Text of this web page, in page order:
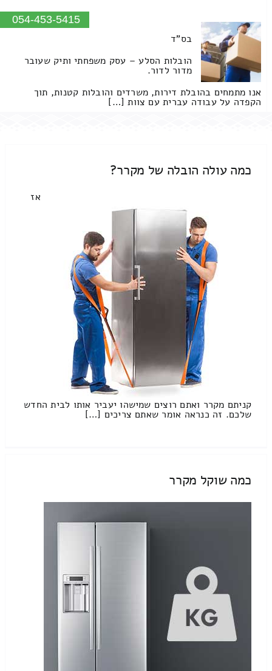
054-453-5415
בס"ד
הובלות הסלע – עסק משפחתי ותיק שעובר
מדור לדור.
אנו מתמחים בהובלת דירות, משרדים והובלות קטנות, תוך
הקפדה על עבודה עברית עם צוות […]
כמה עולה הובלה של מקרר?
אז
קניתם מקרר ואתם רוצים שמישהו יעביר אותו לבית החדש
שלכם. זה כנראה אומר שאתם צריכים […]
כמה שוקל מקרר